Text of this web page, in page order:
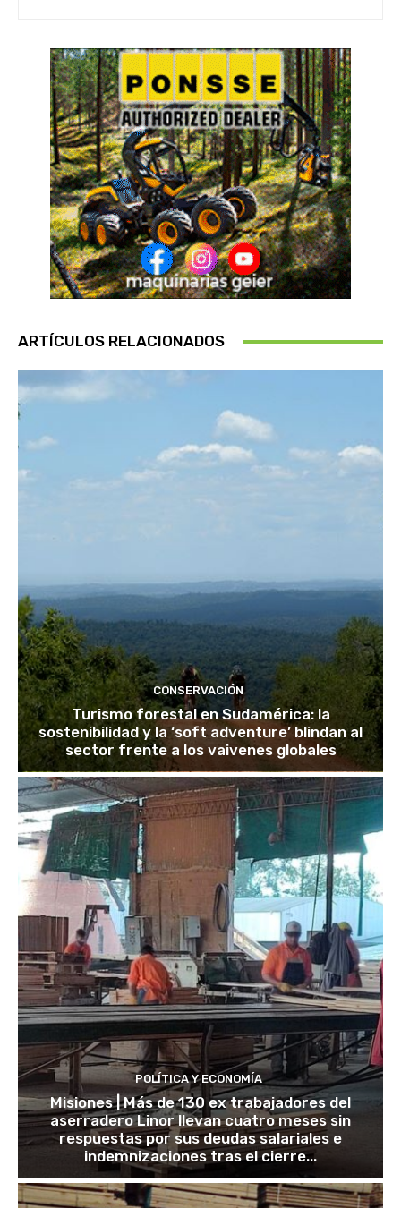
ARTÍCULOS RELACIONADOS
CONSERVACIÓN
Turismo forestal en Sudamérica: la
sostenibilidad y la ‘soft adventure’ blindan al
sector frente a los vaivenes globales
POLÍTICA Y ECONOMÍA
Misiones | Más de 130 ex trabajadores del
aserradero Linor llevan cuatro meses sin
respuestas por sus deudas salariales e
indemnizaciones tras el cierre...